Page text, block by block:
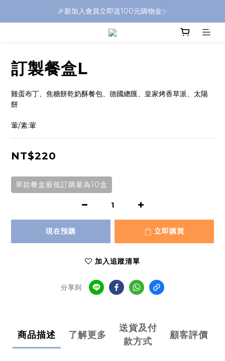
🎉新加入會員立即送100元購物金✨
訂製餐盒L
雞蛋布丁、焦糖餅乾奶酥餐包、德國總匯、皇家烤香草派、太陽
餅
葷/素:葷
NT$220
單款餐盒最低訂購量為10盒
現在預購 立即購買
加入追蹤清單
分享到
商品描述 了解更多
送貨及付
款方式
顧客評價